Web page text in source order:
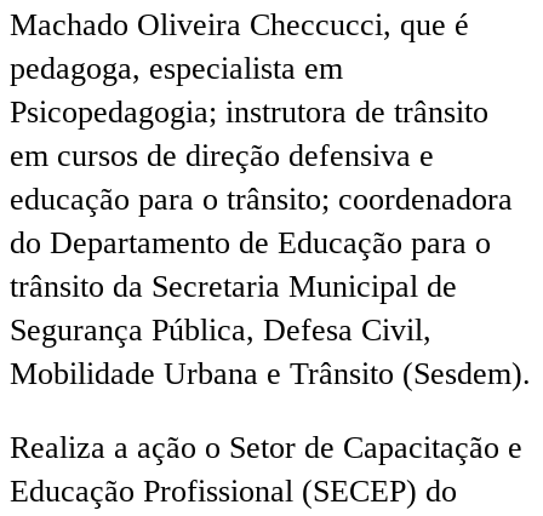
Machado Oliveira Checcucci, que é
pedagoga, especialista em
Psicopedagogia; instrutora de trânsito
em cursos de direção defensiva e
educação para o trânsito; coordenadora
do Departamento de Educação para o
trânsito da Secretaria Municipal de
Segurança Pública, Defesa Civil,
Mobilidade Urbana e Trânsito (Sesdem).
Realiza a ação o Setor de Capacitação e
Educação Profissional (SECEP) do